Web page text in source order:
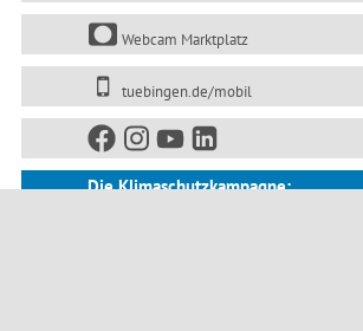
Webcam Marktplatz
tuebingen.de/mobil
Die Klimaschutzkampagne: